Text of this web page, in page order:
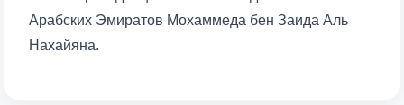
Арабских Эмиратов Мохаммеда бен Заида Аль
Нахайяна.